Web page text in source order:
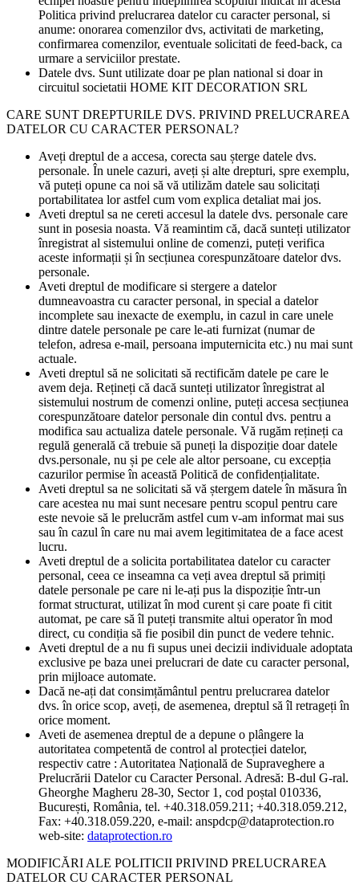
Politica privind prelucrarea datelor cu caracter personal, si
anume: onorarea comenzilor dvs, activitati de marketing,
confirmarea comenzilor, eventuale solicitati de feed-back, ca
urmare a serviciilor prestate.
Datele dvs. Sunt utilizate doar pe plan national si doar in
circuitul societatii HOME KIT DECORATION SRL
CARE SUNT DREPTURILE DVS. PRIVIND PRELUCRAREA
DATELOR CU CARACTER PERSONAL?
Aveți dreptul de a accesa, corecta sau șterge datele dvs.
personale. În unele cazuri, aveți și alte drepturi, spre exemplu,
vă puteți opune ca noi să vă utilizăm datele sau solicitați
portabilitatea lor astfel cum vom explica detaliat mai jos.
Aveti dreptul sa ne cereti accesul la datele dvs. personale care
sunt in posesia noasta. Vă reamintim că, dacă sunteți utilizator
înregistrat al sistemului online de comenzi, puteți verifica
aceste informații și în secțiunea corespunzătoare datelor dvs.
personale.
Aveti dreptul de modificare si stergere a datelor
dumneavoastra cu caracter personal, in special a datelor
incomplete sau inexacte de exemplu, in cazul in care unele
dintre datele personale pe care le-ati furnizat (numar de
telefon, adresa e-mail, persoana imputernicita etc.) nu mai sunt
actuale.
Aveti dreptul să ne solicitati să rectificăm datele pe care le
avem deja. Rețineți că dacă sunteți utilizator înregistrat al
sistemului nostrum de comenzi online, puteți accesa secțiunea
corespunzătoare datelor personale din contul dvs. pentru a
modifica sau actualiza datele personale. Vă rugăm rețineți ca
regulă generală că trebuie să puneți la dispoziție doar datele
dvs.personale, nu și pe cele ale altor persoane, cu excepția
cazurilor permise în această Politică de confidențialitate.
Aveti dreptul sa ne solicitati să vă ștergem datele în măsura în
care acestea nu mai sunt necesare pentru scopul pentru care
este nevoie să le prelucrăm astfel cum v-am informat mai sus
sau în cazul în care nu mai avem legitimitatea de a face acest
lucru.
Aveti dreptul de a solicita portabilitatea datelor cu caracter
personal, ceea ce inseamna ca veți avea dreptul să primiți
datele personale pe care ni le-ați pus la dispoziție într-un
format structurat, utilizat în mod curent și care poate fi citit
automat, pe care să îl puteți transmite altui operator în mod
direct, cu condiția să fie posibil din punct de vedere tehnic.
Aveti dreptul de a nu fi supus unei decizii individuale adoptata
exclusive pe baza unei prelucrari de date cu caracter personal,
prin mijloace automate.
Dacă ne-ați dat consimțământul pentru prelucrarea datelor
dvs. în orice scop, aveți, de asemenea, dreptul să îl retrageți în
orice moment.
Aveti de asemenea dreptul de a depune o plângere la
autoritatea competentă de control al protecției datelor,
respectiv catre : Autoritatea Națională de Supraveghere a
Prelucrării Datelor cu Caracter Personal. Adresă: B-dul G-ral.
Gheorghe Magheru 28-30, Sector 1, cod poștal 010336,
București, România, tel. +40.318.059.211; +40.318.059.212,
Fax: +40.318.059.220, e-mail: anspdcp@dataprotection.ro
web-site: dataprotection.ro
MODIFICĂRI ALE POLITICII PRIVIND PRELUCRAREA
DATELOR CU CARACTER PERSONAL